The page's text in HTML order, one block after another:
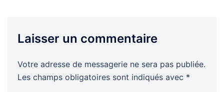
Laisser un commentaire
Votre adresse de messagerie ne sera pas publiée.
Les champs obligatoires sont indiqués avec *